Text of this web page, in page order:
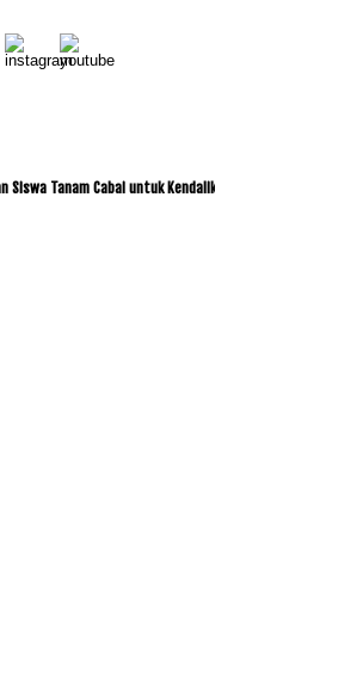
Tanam Cabai untuk Kendalikan Inflasi